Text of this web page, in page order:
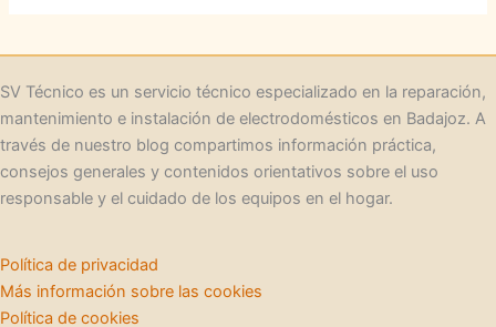
o
a
s
SV Técnico es un servicio técnico especializado en la reparación,
mantenimiento e instalación de electrodomésticos en Badajoz. A
través de nuestro blog compartimos información práctica,
consejos generales y contenidos orientativos sobre el uso
responsable y el cuidado de los equipos en el hogar.
Política de privacidad
Más información sobre las cookies
Política de cookies